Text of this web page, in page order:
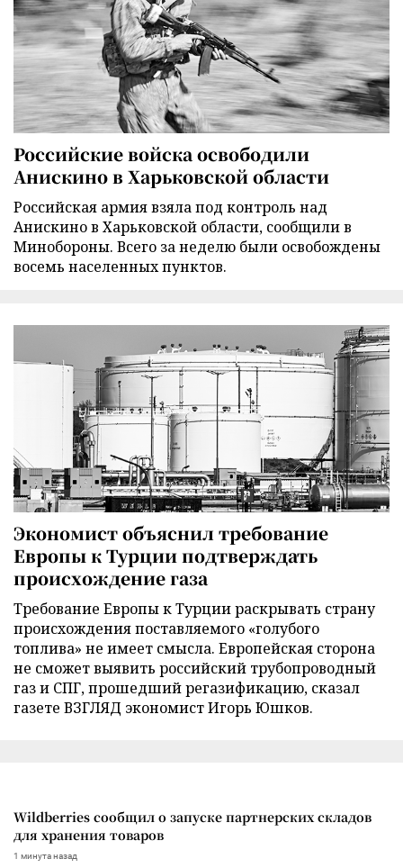
Российские войска освободили
Анискино в Харьковской области
Российская армия взяла под контроль над
Анискино в Харьковской области, сообщили в
Минобороны. Всего за неделю были освобождены
восемь населенных пунктов.
Экономист объяснил требование
Европы к Турции подтверждать
происхождение газа
Требование Европы к Турции раскрывать страну
происхождения поставляемого «голубого
топлива» не имеет смысла. Европейская сторона
не сможет выявить российский трубопроводный
газ и СПГ, прошедший регазификацию, сказал
газете ВЗГЛЯД экономист Игорь Юшков.
Wildberries сообщил о запуске партнерских складов
для хранения товаров
1 минута назад